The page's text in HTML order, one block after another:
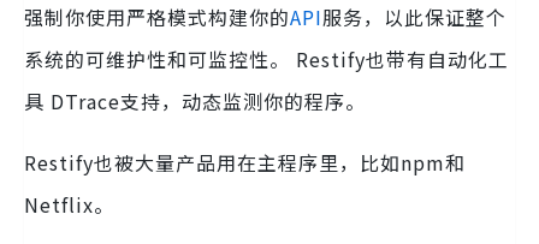
强制你使用严格模式构建你的API服务，以此保证整个
系统的可维护性和可监控性。 Restify也带有自动化工
具 DTrace支持，动态监测你的程序。
Restify也被大量产品用在主程序里，比如npm和
Netflix。